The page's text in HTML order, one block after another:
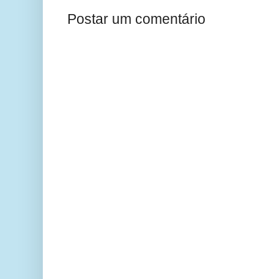
Postar um comentário